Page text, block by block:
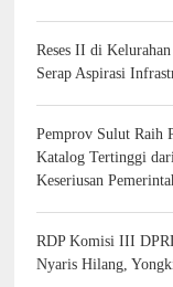
Reses II di
Serap Aspirasi
Pemprov Sulut Raih
Katalog Tertinggi
Keseriusan
RDP Komisi III
Nyaris Hilang,